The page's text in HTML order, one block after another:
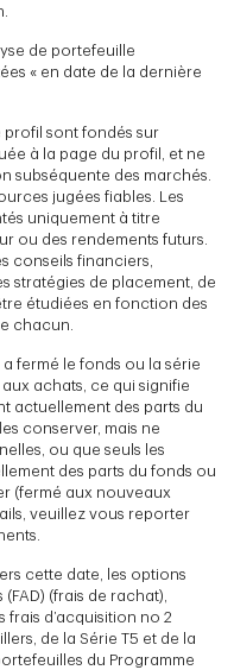
de portefeuille
« en date de la dernière
profil sont fondés sur
à la page du profil, et ne
subséquente des marchés.
jugées fiables. Les
uniquement à titre
ou des rendements futurs.
conseils financiers,
stratégies de placement, de
étudiées en fonction des
chacun.
a fermé le fonds ou la série
achats, ce qui signifie
actuellement des parts du
conserver, mais ne
ou que seuls les
des parts du fonds ou
(fermé aux nouveaux
veuillez vous reporter
cette date, les options
(frais de rachat),
frais d’acquisition no 2
de la Série T5 et de la
du Programme